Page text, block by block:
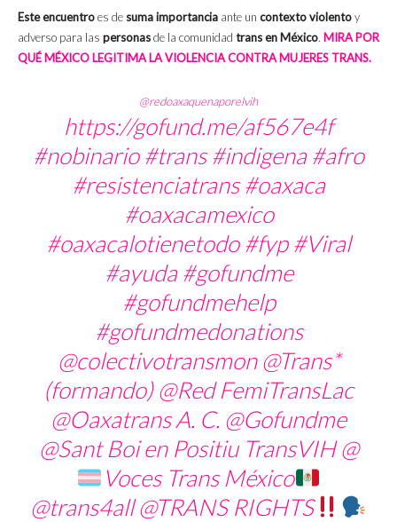
Este encuentroes de suma importancia ante un contexto violentoy
adverso para las personasde la comunidad trans en México. MIRA POR
QUÉ MÉXICO LEGITIMA LA VIOLENCIA CONTRA MUJERES TRANS.
@redoaxaquenaporelvih
https://gofund.me/af567e4f
#nobinario #trans #indigena #afro
#resistenciatrans #oaxaca
#oaxacamexico
#oaxacalotienetodo #fyp #Viral
#ayuda #gofundme
#gofundmehelp
#gofundmedonations
@colectivotransmon @Trans*
(formando) @Red FemiTransLac
@Oaxatrans A. C. @Gofundme
@Sant Boi en Positiu TransVIH @
Voces Trans México
@trans4all @TRANS RIGHTS